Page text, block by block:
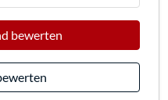
bewerten